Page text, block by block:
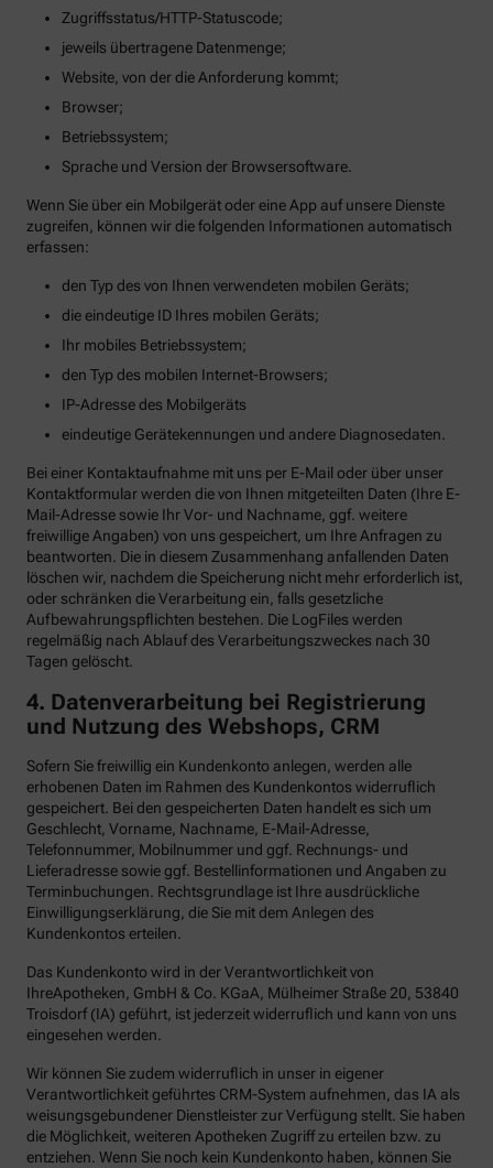
Zugriffsstatus/HTTP-Statuscode;
jeweils übertragene Datenmenge;
Website, von der die Anforderung kommt;
Browser;
Betriebssystem;
Sprache und Version der Browsersoftware.
Wenn Sie über ein Mobilgerät oder eine App auf unsere Dienste
zugreifen, können wir die folgenden Informationen automatisch
erfassen:
den Typ des von Ihnen verwendeten mobilen Geräts;
die eindeutige ID Ihres mobilen Geräts;
Ihr mobiles Betriebssystem;
den Typ des mobilen Internet-Browsers;
IP-Adresse des Mobilgeräts
eindeutige Gerätekennungen und andere Diagnosedaten.
Bei einer Kontaktaufnahme mit uns per E-Mail oder über unser
Kontaktformular werden die von Ihnen mitgeteilten Daten (Ihre E-
Mail-Adresse sowie Ihr Vor- und Nachname, ggf. weitere
freiwillige Angaben) von uns gespeichert, um Ihre Anfragen zu
beantworten. Die in diesem Zusammenhang anfallenden Daten
löschen wir, nachdem die Speicherung nicht mehr erforderlich ist,
oder schränken die Verarbeitung ein, falls gesetzliche
Aufbewahrungspflichten bestehen. Die LogFiles werden
regelmäßig nach Ablauf des Verarbeitungszweckes nach 30
Tagen gelöscht.
4. Datenverarbeitung bei Registrierung
und Nutzung des Webshops, CRM
Sofern Sie freiwillig ein Kundenkonto anlegen, werden alle
erhobenen Daten im Rahmen des Kundenkontos widerruflich
gespeichert. Bei den gespeicherten Daten handelt es sich um
Geschlecht, Vorname, Nachname, E-Mail-Adresse,
Telefonnummer, Mobilnummer und ggf. Rechnungs- und
Lieferadresse sowie ggf. Bestellinformationen und Angaben zu
Terminbuchungen. Rechtsgrundlage ist Ihre ausdrückliche
Einwilligungserklärung, die Sie mit dem Anlegen des
Kundenkontos erteilen.
Das Kundenkonto wird in der Verantwortlichkeit von
IhreApotheken, GmbH & Co. KGaA, Mülheimer Straße 20, 53840
Troisdorf (IA) geführt, ist jederzeit widerruflich und kann von uns
eingesehen werden.
Wir können Sie zudem widerruflich in unser in eigener
Verantwortlichkeit geführtes CRM-System aufnehmen, das IA als
weisungsgebundener Dienstleister zur Verfügung stellt. Sie haben
die Möglichkeit, weiteren Apotheken Zugriff zu erteilen bzw. zu
entziehen. Wenn Sie noch kein Kundenkonto haben, können Sie